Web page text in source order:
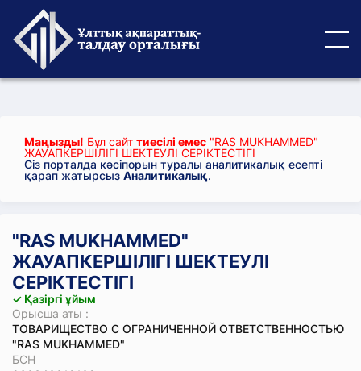
Маңызды! Бұл сайт тиесілі емес "RAS MUKHAMMED"
ЖАУАПКЕРШІЛІГІ ШЕКТЕУЛІ СЕРІКТЕСТІГІ
Сіз порталда кәсіпорын туралы аналитикалық есепті
қарап жатырсыз Аналитикалық.
"RAS MUKHAMMED"
ЖАУАПКЕРШІЛІГІ ШЕКТЕУЛІ
СЕРІКТЕСТІГІ
✓ Қазіргі ұйым
Орысша аты :
ТОВАРИЩЕСТВО С ОГРАНИЧЕННОЙ ОТВЕТСТВЕННОСТЬЮ
"RAS MUKHAMMED"
БСН